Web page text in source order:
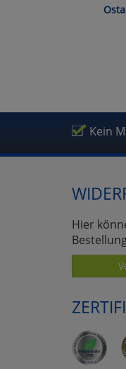
Kein
Hier